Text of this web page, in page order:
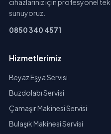
cihazlarınız için profesyonel
sunuyoruz.
0850 340 4571
Hizmetlerimiz
Beyaz Eşya Servisi
Buzdolabı Servisi
Çamaşır Makinesi Servisi
Bulaşık Makinesi Servisi